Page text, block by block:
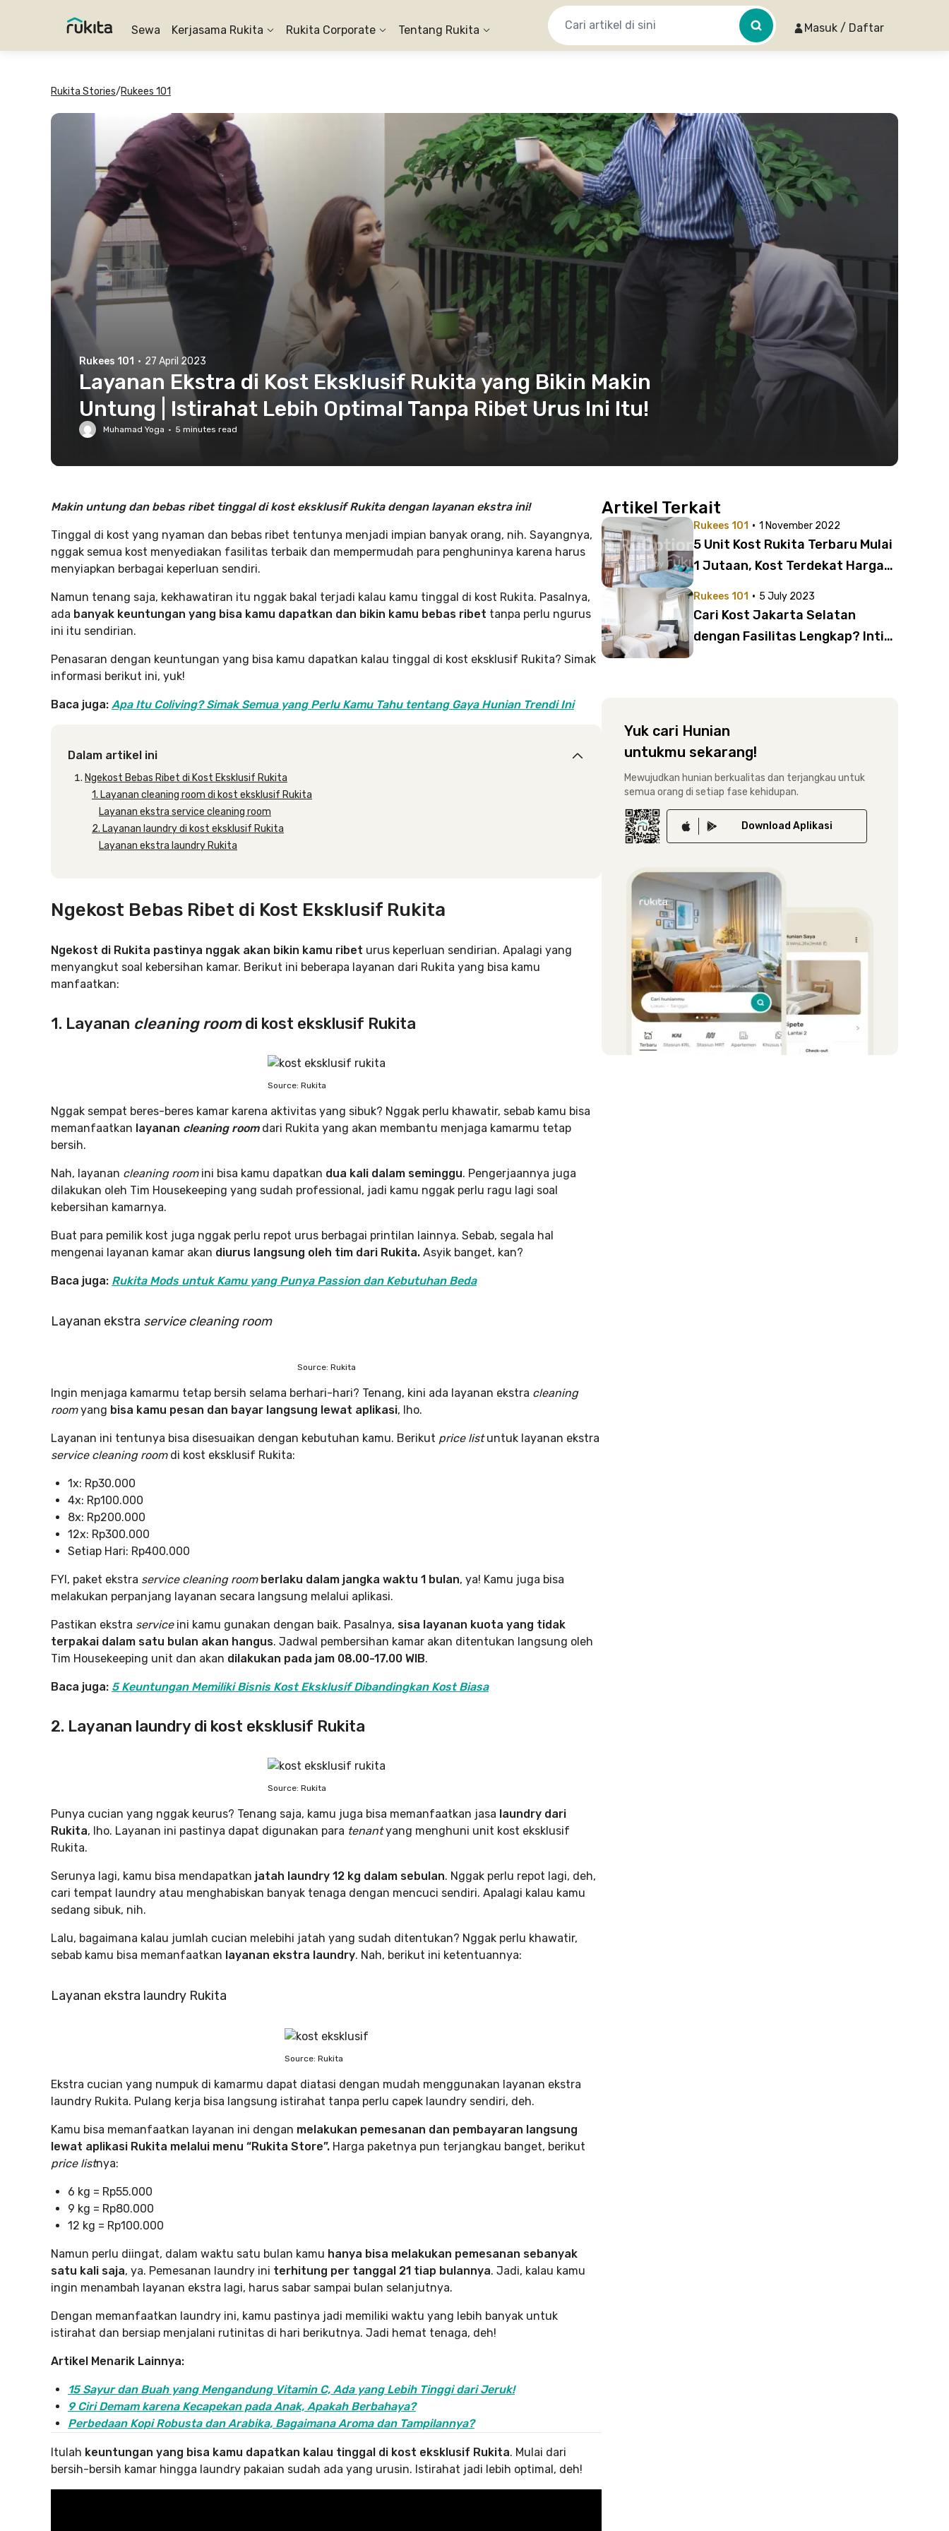
Sewa Kerjasama Rukita Rukita Corporate Tentang Rukita Masuk / Daftar
Rukita Stories/Rukees 101
Rukees 101 · 27 April 2023
Layanan Ekstra di Kost Eksklusif Rukita yang Bikin Makin
Untung | Istirahat Lebih Optimal Tanpa Ribet Urus Ini Itu!
Muhamad Yoga · 5 minutes read
Makin untung dan bebas ribet tinggal di kost eksklusif Rukita dengan layanan ekstra ini!
Tinggal di kost yang nyaman dan bebas ribet tentunya menjadi impian banyak orang, nih. Sayangnya,
nggak semua kost menyediakan fasilitas terbaik dan mempermudah para penghuninya karena harus
menyiapkan berbagai keperluan sendiri.
Namun tenang saja, kekhawatiran itu nggak bakal terjadi kalau kamu tinggal di kost Rukita. Pasalnya,
ada banyak keuntungan yang bisa kamu dapatkan dan bikin kamu bebas ribet tanpa perlu ngurus
ini itu sendirian.
Penasaran dengan keuntungan yang bisa kamu dapatkan kalau tinggal di kost eksklusif Rukita? Simak
informasi berikut ini, yuk!
Baca juga: Apa Itu Coliving? Simak Semua yang Perlu Kamu Tahu tentang Gaya Hunian Trendi Ini
Dalam artikel ini
Ngekost Bebas Ribet di Kost Eksklusif Rukita
1. Layanan cleaning room di kost eksklusif Rukita
Layanan ekstra service cleaning room
2. Layanan laundry di kost eksklusif Rukita
Layanan ekstra laundry Rukita
Ngekost Bebas Ribet di Kost Eksklusif Rukita
Ngekost di Rukita pastinya nggak akan bikin kamu ribet urus keperluan sendirian. Apalagi yang
menyangkut soal kebersihan kamar. Berikut ini beberapa layanan dari Rukita yang bisa kamu
manfaatkan:
1. Layanan cleaning roomdi kost eksklusif Rukita
Source: Rukita
Nggak sempat beres-beres kamar karena aktivitas yang sibuk? Nggak perlu khawatir, sebab kamu bisa
memanfaatkan layanan cleaning room dari Rukita yang akan membantu menjaga kamarmu tetap
bersih.
Nah, layanan cleaning room ini bisa kamu dapatkan dua kali dalam seminggu. Pengerjaannya juga
dilakukan oleh Tim Housekeeping yang sudah professional, jadi kamu nggak perlu ragu lagi soal
kebersihan kamarnya.
Buat para pemilik kost juga nggak perlu repot urus berbagai printilan lainnya. Sebab, segala hal
mengenai layanan kamar akan diurus langsung oleh tim dari Rukita. Asyik banget, kan?
Baca juga: Rukita Mods untuk Kamu yang Punya Passion dan Kebutuhan Beda
Layanan ekstra service cleaning room
Source: Rukita
Ingin menjaga kamarmu tetap bersih selama berhari-hari? Tenang, kini ada layanan ekstra cleaning
roomyang bisa kamu pesan dan bayar langsung lewat aplikasi, lho.
Layanan ini tentunya bisa disesuaikan dengan kebutuhan kamu. Berikut price listuntuk layanan ekstra
service cleaning room di kost eksklusif Rukita:
1x: Rp30.000
4x: Rp100.000
8x: Rp200.000
12x: Rp300.000
Setiap Hari: Rp400.000
FYI, paket ekstra service cleaning room berlaku dalam jangka waktu 1 bulan, ya! Kamu juga bisa
melakukan perpanjang layanan secara langsung melalui aplikasi.
Pastikan ekstra serviceini kamu gunakan dengan baik. Pasalnya, sisa layanan kuota yang tidak
terpakai dalam satu bulan akan hangus. Jadwal pembersihan kamar akan ditentukan langsung oleh
Tim Housekeeping unit dan akan dilakukan pada jam 08.00-17.00 WIB.
Baca juga: 5 Keuntungan Memiliki Bisnis Kost Eksklusif Dibandingkan Kost Biasa
2. Layanan laundry di kost eksklusif Rukita
Source: Rukita
Punya cucian yang nggak keurus? Tenang saja, kamu juga bisa memanfaatkan jasa laundry dari
Rukita, lho. Layanan ini pastinya dapat digunakan para tenantyang menghuni unit kost eksklusif
Rukita.
Serunya lagi, kamu bisa mendapatkan jatah laundry 12 kg dalam sebulan. Nggak perlu repot lagi, deh,
cari tempat laundry atau menghabiskan banyak tenaga dengan mencuci sendiri. Apalagi kalau kamu
sedang sibuk, nih.
Lalu, bagaimana kalau jumlah cucian melebihi jatah yang sudah ditentukan? Nggak perlu khawatir,
sebab kamu bisa memanfaatkan layanan ekstra laundry. Nah, berikut ini ketentuannya:
Layanan ekstra laundry Rukita
Source: Rukita
Ekstra cucian yang numpuk di kamarmu dapat diatasi dengan mudah menggunakan layanan ekstra
laundry Rukita. Pulang kerja bisa langsung istirahat tanpa perlu capek laundry sendiri, deh.
Kamu bisa memanfaatkan layanan ini dengan melakukan pemesanan dan pembayaran langsung
lewat aplikasi Rukita melalui menu “Rukita Store”. Harga paketnya pun terjangkau banget, berikut
price listnya:
6 kg = Rp55.000
9 kg = Rp80.000
12 kg = Rp100.000
Namun perlu diingat, dalam waktu satu bulan kamu hanya bisa melakukan pemesanan sebanyak
satu kali saja, ya. Pemesanan laundry ini terhitung per tanggal 21 tiap bulannya. Jadi, kalau kamu
ingin menambah layanan ekstra lagi, harus sabar sampai bulan selanjutnya.
Dengan memanfaatkan laundry ini, kamu pastinya jadi memiliki waktu yang lebih banyak untuk
istirahat dan bersiap menjalani rutinitas di hari berikutnya. Jadi hemat tenaga, deh!
Artikel Menarik Lainnya:
15 Sayur dan Buah yang Mengandung Vitamin C, Ada yang Lebih Tinggi dari Jeruk!
9 Ciri Demam karena Kecapekan pada Anak, Apakah Berbahaya?
Perbedaan Kopi Robusta dan Arabika, Bagaimana Aroma dan Tampilannya?
Itulah keuntungan yang bisa kamu dapatkan kalau tinggal di kost eksklusif Rukita. Mulai dari
bersih-bersih kamar hingga laundry pakaian sudah ada yang urusin. Istirahat jadi lebih optimal, deh!
Artikel Terkait
Rukees 101 · 1 November 2022
5 Unit Kost Rukita Terbaru Mulai
1 Jutaan, Kost Terdekat Harga
Rukees 101 · 5 July 2023
Cari Kost Jakarta Selatan
dengan Fasilitas Lengkap? Intip
Yuk cari Hunian
untukmu sekarang!
Mewujudkan hunian berkualitas dan terjangkau untuk
semua orang di setiap fase kehidupan.
Download Aplikasi